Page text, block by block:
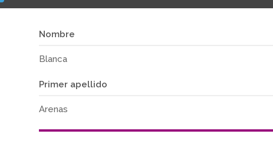
Nombre
Blanca
Primer apellido
Arenas